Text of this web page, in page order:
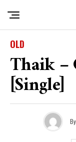
OLD
Thaik –
[Single]
By